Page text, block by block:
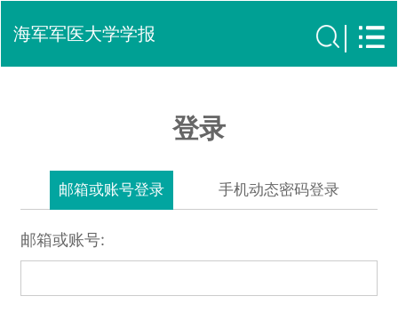
海军军医大学学报
登录
邮箱或账号登录 手机动态密码登录
邮箱或账号: